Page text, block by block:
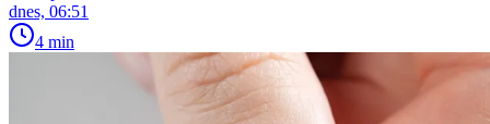
dnes, 06:51
4 min